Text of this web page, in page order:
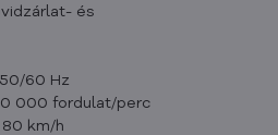
és
60 Hz
000 fordulat/perc
80 km/h